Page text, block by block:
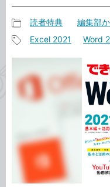
事
カ
テ
ゴ
リ
読者特典 編集部
タ
グ
Excel 2021 Word